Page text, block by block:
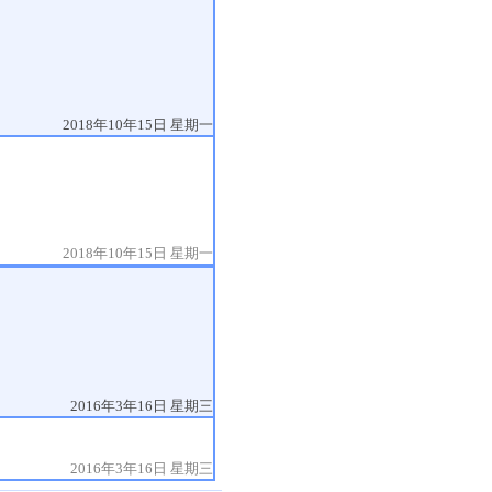
2018年10年15日 星期一
2018年10年15日 星期一
2016年3年16日 星期三
2016年3年16日 星期三